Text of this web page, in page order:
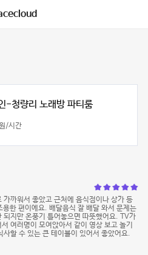
-청량리 노래방 파티룸
/시간
가까워서 좋았고 근처에 음식점이나 상가 등
용한 편이에요. 배달음식 잘 배달 와서 문제는
되지만 온풍기 틀어놓으면 따뜻했어요. TV가
여러명이 모여앉아서 같이 영상 보고 놀기
사할 수 있는 큰 테이블이 있어서 좋았어요.